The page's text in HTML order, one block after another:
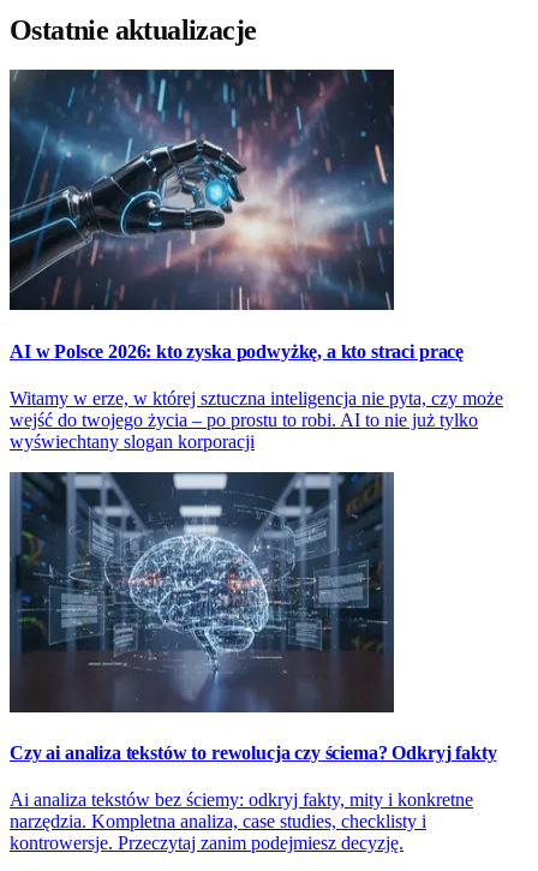
Ostatnie aktualizacje
AI w Polsce 2026: kto zyska podwyżkę, a kto straci pracę
Witamy w erze, w której sztuczna inteligencja nie pyta, czy może
wejść do twojego życia – po prostu to robi. AI to nie już tylko
wyświechtany slogan korporacji
Czy ai analiza tekstów to rewolucja czy ściema? Odkryj fakty
Ai analiza tekstów bez ściemy: odkryj fakty, mity i konkretne
narzędzia. Kompletna analiza, case studies, checklisty i
kontrowersje. Przeczytaj zanim podejmiesz decyzję.